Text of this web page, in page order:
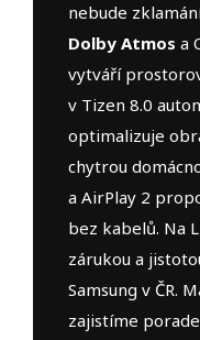
nebude
Dolby Atmos a
vytváří
v Tizen 8.0
optimalizuje
chytrou
a AirPlay 2
bez kabelů. Na
zárukou a
Samsung v ČR.
zajistíme